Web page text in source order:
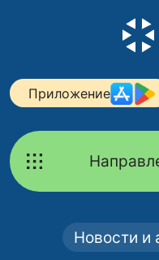
Приложение
Новости и